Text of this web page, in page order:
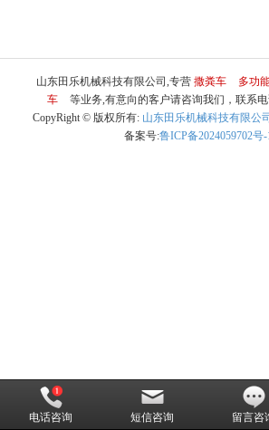
山东田乐机械科技有限公司,专营 撒粪车 多功
车
等业务,有意向的客户请咨询我们，联系电
CopyRight © 版权所有: 山东田乐机械科技有限公
备案号:鲁ICP备2024059702号-
电话咨询 短信咨询 留言咨